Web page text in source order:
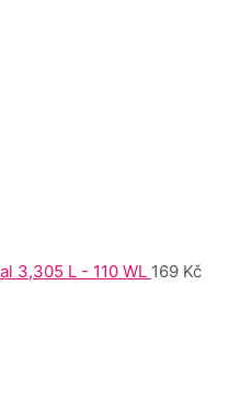
3,305 L - 110 WL 169 Kč